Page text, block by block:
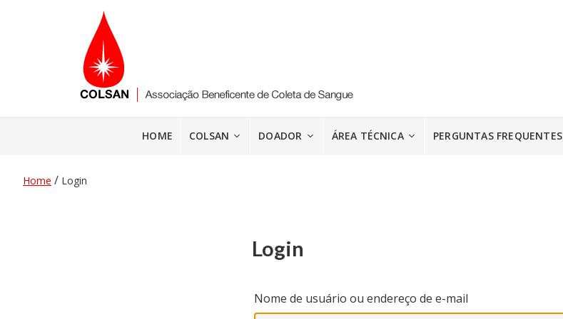
HOME COLSAN DOADOR ÁREA TÉCNICA PERGUNTAS FREQUENTES
Home / Login
Login
Nome de usuário ou endereço de e-mail